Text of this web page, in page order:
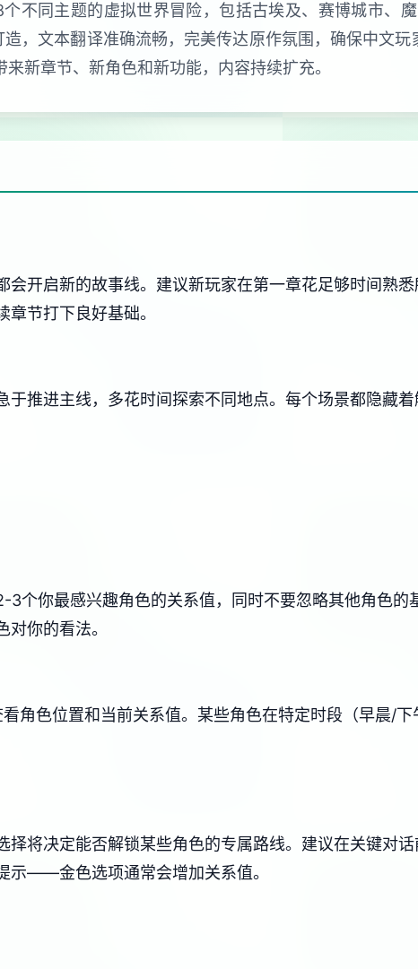
不同主题的虚拟世界冒险，包括古埃及、赛博城市、
，文本翻译准确流畅，完美传达原作氛围，确保中文
新章节、新角色和新功能，内容持续扩充。
开启新的故事线。建议新玩家在第一章花足够时间熟
节打下良好基础。
推进主线，多花时间探索不同地点。每个场景都隐藏
个你最感兴趣角色的关系值，同时不要忽略其他角色的
你的看法。
角色位置和当前关系值。某些角色在特定时段（早晨/下
择将决定能否解锁某些角色的专属路线。建议在关键对
示——金色选项通常会增加关系值。